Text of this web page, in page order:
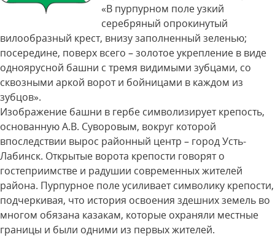
«В пурпурном поле узкий
серебряный опрокинутый
вилообразный крест, внизу заполненный зеленью;
посередине, поверх всего – золотое укрепление в виде
одноярусной башни с тремя видимыми зубцами, со
сквозными аркой ворот и бойницами в каждом из
зубцов».
Изображение башни в гербе символизирует крепость,
основанную А.В. Суворовым, вокруг которой
впоследствии вырос районный центр – город Усть-
Лабинск. Открытые ворота крепости говорят о
гостеприимстве и радушии современных жителей
района. Пурпурное поле усиливает символику крепости,
подчеркивая, что история освоения здешних земель во
многом обязана казакам, которые охраняли местные
границы и были одними из первых жителей.